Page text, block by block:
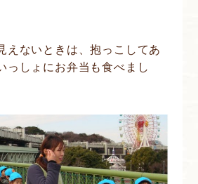
えないときは、抱っこしてあ
っしょにお弁当も食べまし